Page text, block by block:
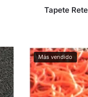
Tapete
Más vendido